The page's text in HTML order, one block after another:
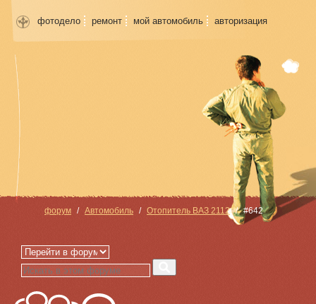
фотодело ремонт мой автомобиль авторизация
форум Автомобиль Отопитель ВАЗ 2112 #642